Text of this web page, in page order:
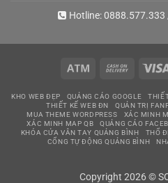
Hotline:0888.577.333
Atm
Cash
Delivery
KHO WEB ĐẸP QUẢNG CÁO GOOGLE
THIẾT KẾ WEB ĐN
QUẢN TRỊ
MUA THEME WORDPRESS
XÁC MINH
XÁC MINH MAP QB
QUẢNG CÁO
KHÓA CỬA VÂN TAY QUẢNG BÌNH
THỔ
CỔNG TỰ ĐỘNG QUẢNG BÌNH
Copyright 2026 ©